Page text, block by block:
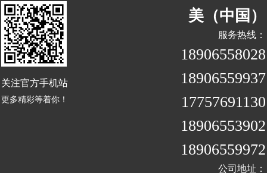
关注官方手机站
更多精彩等着你！
美（中国）
服务热线：
18906558028
18906559937
17757691130
18906553902
18906559972
公司地址：